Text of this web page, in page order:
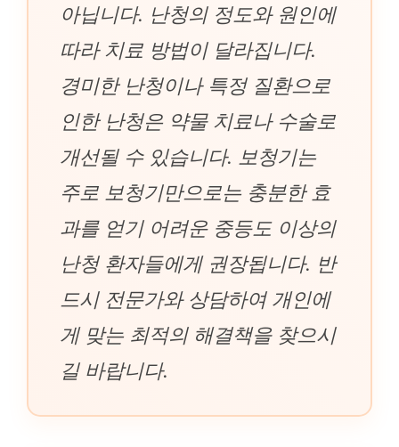
아닙니다. 난청의 정도와 원인에
따라 치료 방법이 달라집니다.
경미한 난청이나 특정 질환으로
인한 난청은 약물 치료나 수술로
개선될 수 있습니다. 보청기는
주로 보청기만으로는 충분한 효
과를 얻기 어려운 중등도 이상의
난청 환자들에게 권장됩니다. 반
드시 전문가와 상담하여 개인에
게 맞는 최적의 해결책을 찾으시
길 바랍니다.